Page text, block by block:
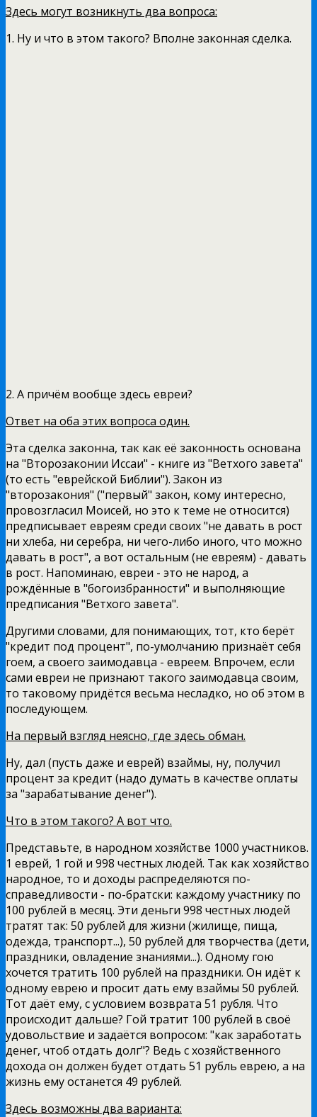
Здесь могут возникнуть два вопроса:
1. Ну и что в этом такого? Вполне законная сделка.
2. А причём вообще здесь евреи?
Ответ на оба этих вопроса один.
Эта сделка законна, так как её законность основана
на "Второзаконии Иссаи" - книге из "Ветхого завета"
(то есть "еврейской Библии"). Закон из
"второзакония" ("первый" закон, кому интересно,
провозгласил Моисей, но это к теме не относится)
предписывает евреям среди своих "не давать в рост
ни хлеба, ни серебра, ни чего-либо иного, что можно
давать в рост", а вот остальным (не евреям) - давать
в рост. Напоминаю, евреи - это не народ, а
рождённые в "богоизбранности" и выполняющие
предписания "Ветхого завета".
Другими словами, для понимающих, тот, кто берёт
"кредит под процент", по-умолчанию признаёт себя
гоем, а своего заимодавца - евреем. Впрочем, если
сами евреи не признают такого заимодавца своим,
то таковому придётся весьма несладко, но об этом в
последующем.
На первый взгляд неясно, где здесь обман.
Ну, дал (пусть даже и еврей) взаймы, ну, получил
процент за кредит (надо думать в качестве оплаты
за "зарабатывание денег").
Что в этом такого? А вот что.
Представьте, в народном хозяйстве 1000 участников.
1 еврей, 1 гой и 998 честных людей. Так как хозяйство
народное, то и доходы распределяются по-
справедливости - по-братски: каждому участнику по
100 рублей в месяц. Эти деньги 998 честных людей
тратят так: 50 рублей для жизни (жилище, пища,
одежда, транспорт...), 50 рублей для творчества (дети,
праздники, овладение знаниями...). Одному гою
хочется тратить 100 рублей на праздники. Он идёт к
одному еврею и просит дать ему взаймы 50 рублей.
Тот даёт ему, с условием возврата 51 рубля. Что
происходит дальше? Гой тратит 100 рублей в своё
удовольствие и задаётся вопросом: "как заработать
денег, чтоб отдать долг"? Ведь с хозяйственного
дохода он должен будет отдать 51 рубль еврею, а на
жизнь ему останется 49 рублей.
Здесь возможны два варианта: